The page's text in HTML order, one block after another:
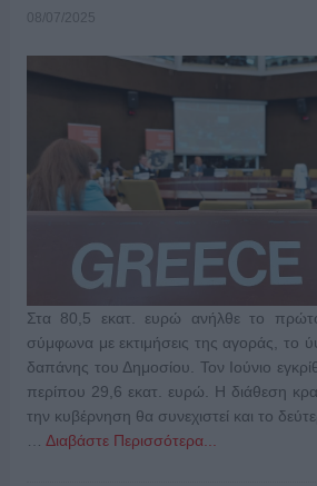
08/07/2025
Στα 80,5 εκατ. ευρώ ανήλθε το
σύμφωνα με εκτιμήσεις της αγοράς, το
δαπάνης του Δημοσίου. Τον Ιούνιο
περίπου 29,6 εκατ. ευρώ. Η διάθεση
την κυβέρνηση θα συνεχιστεί και το
Διαβάστε Περισσότερα...